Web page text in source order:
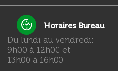
Horaires Bureau
Du lundi au vendredi:
9h00 à 12h00 et
13h00 à 16h00